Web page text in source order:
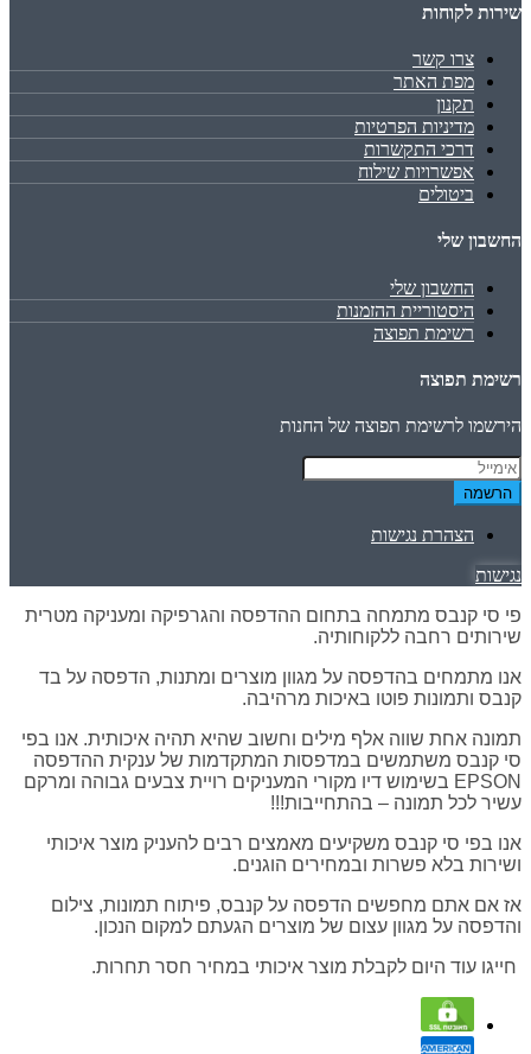
שירות לקוחות
צרו קשר
מפת האתר
תקנון
מדיניות הפרטיות
דרכי התקשרות
אפשרויות שילוח
ביטולים
החשבון שלי
החשבון שלי
היסטוריית ההזמנות
רשימת תפוצה
רשימת תפוצה
הירשמו לרשימת תפוצה של החנות
הרשמה
הצהרת נגישות
נגישות
פי סי קנבס מתמחה בתחום ההדפסה והגרפיקה ומעניקה מטרית
שירותים רחבה ללקוחותיה.
אנו מתמחים בהדפסה על מגוון מוצרים ומתנות, הדפסה על בד
קנבס ותמונות פוטו באיכות מרהיבה.
תמונה אחת שווה אלף מילים וחשוב שהיא תהיה איכותית. אנו בפי
סי קנבס משתמשים במדפסות המתקדמות של ענקית ההדפסה
EPSON בשימוש דיו מקורי המעניקים רויית צבעים גבוהה ומרקם
עשיר לכל תמונה – בהתחייבות!!!
אנו בפי סי קנבס משקיעים מאמצים רבים להעניק מוצר איכותי
ושירות בלא פשרות ובמחירים הוגנים.
אז אם אתם מחפשים הדפסה על קנבס, פיתוח תמונות, צילום
והדפסה על מגוון עצום של מוצרים הגעתם למקום הנכון.
חייגו עוד היום לקבלת מוצר איכותי במחיר חסר תחרות.